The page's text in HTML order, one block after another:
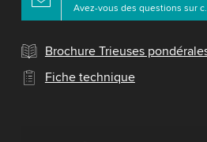
Avez-
Brochure Trieuses
Fiche technique